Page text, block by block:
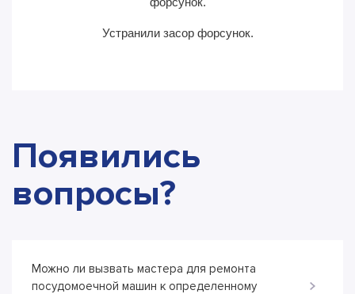
Устранили засор форсунок.
Появились
вопросы?
Можно ли вызвать мастера для ремонта
посудомоечной машин к определенному